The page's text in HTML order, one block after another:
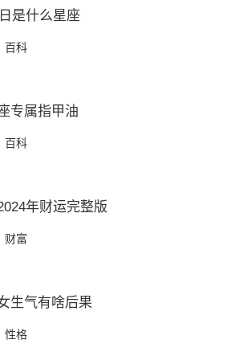
是什么星座
百科
专属指甲油
百科
年财运完整版
财富
生气有啥后果
性格